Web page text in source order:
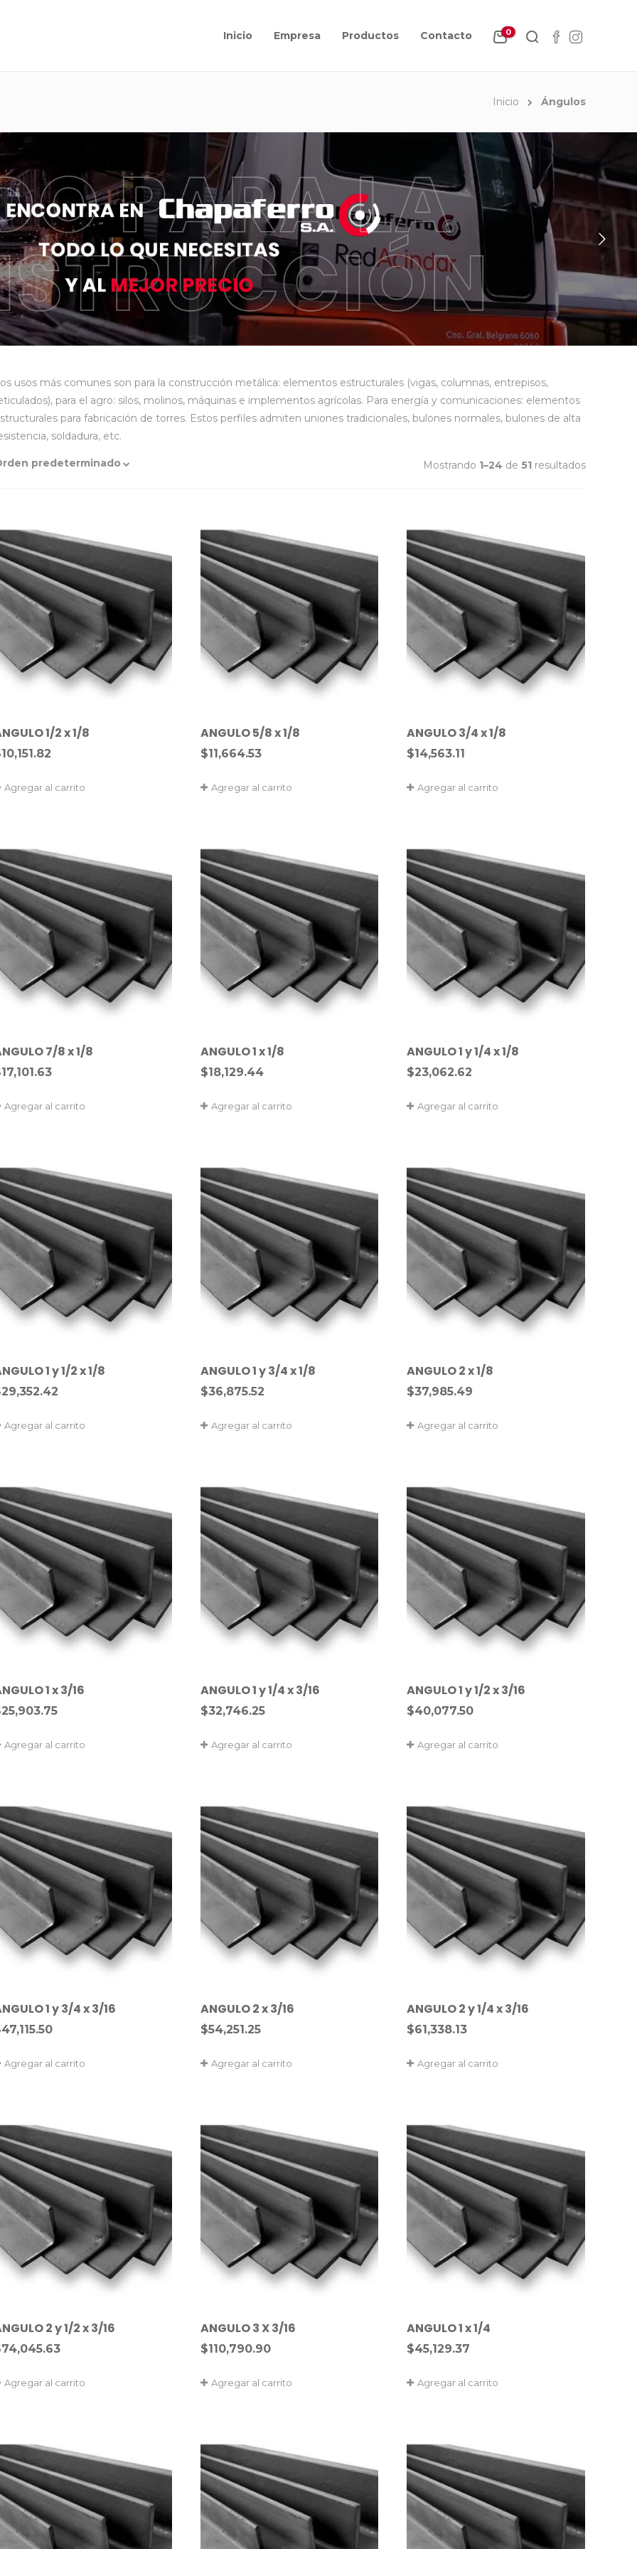
Inicio Empresa Productos Contacto 0
Inicio Ángulos
usos más comunes son para la construcción metálica: elementos estructurales (vigas, columnas, entrepisos,
para el agro: silos, molinos, máquinas e implementos agrícolas. Para energía y comunicaciones: elementos
para fabricación de torres. Estos perfiles admiten uniones tradicionales, bulones normales, bulones de alta
soldadura, etc.
Mostrando 1–24 de 51 resultados
predeterminado
1/2 x 1/8
10,151.82
Agregar al carrito
ANGULO 5/8 x 1/8
$11,664.53
Agregar al carrito
ANGULO 3/4 x 1/8
$14,563.11
Agregar al carrito
7/8 x 1/8
17,101.63
Agregar al carrito
ANGULO 1 x 1/8
$18,129.44
Agregar al carrito
ANGULO 1 y 1/4 x 1/8
$23,062.62
Agregar al carrito
1 y 1/2 x 1/8
29,352.42
Agregar al carrito
ANGULO 1 y 3/4 x 1/8
$36,875.52
Agregar al carrito
ANGULO 2 x 1/8
$37,985.49
Agregar al carrito
1 x 3/16
25,903.75
Agregar al carrito
ANGULO 1 y 1/4 x 3/16
$32,746.25
Agregar al carrito
ANGULO 1 y 1/2 x 3/16
$40,077.50
Agregar al carrito
1 y 3/4 x 3/16
47,115.50
Agregar al carrito
ANGULO 2 x 3/16
$54,251.25
Agregar al carrito
ANGULO 2 y 1/4 x 3/16
$61,338.13
Agregar al carrito
2 y 1/2 x 3/16
74,045.63
Agregar al carrito
ANGULO 3 X 3/16
$110,790.90
Agregar al carrito
ANGULO 1 x 1/4
$45,129.37
Agregar al carrito